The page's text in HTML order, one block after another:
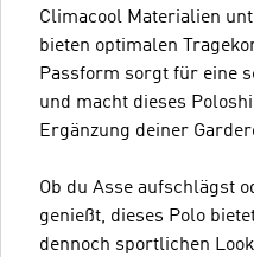
Climacool Materialien
bieten optimalen
Passform sorgt für eine
und macht dieses
Ergänzung deiner
Ob du Asse aufschlägst
genießt, dieses Polo
dennoch sportlichen